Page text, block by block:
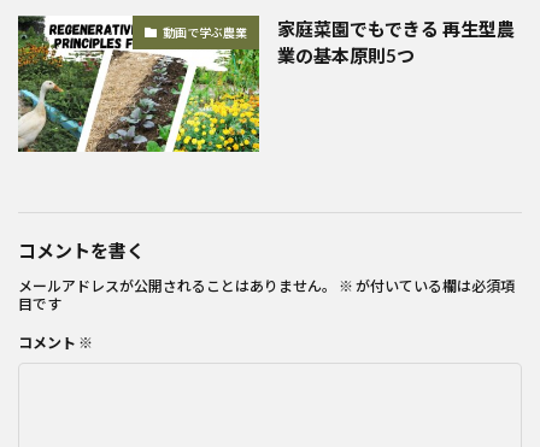
動画で学ぶ農業
家庭菜園でもできる 再生型農
業の基本原則5つ
コメントを書く
メールアドレスが公開されることはありません。 ※ が付いている欄は必須項
目です
コメント ※